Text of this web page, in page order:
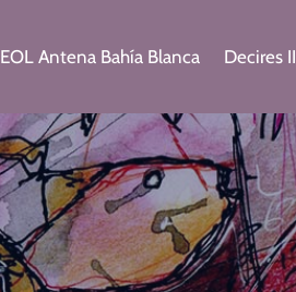
EOL Antena Bahía Blanca Decires II